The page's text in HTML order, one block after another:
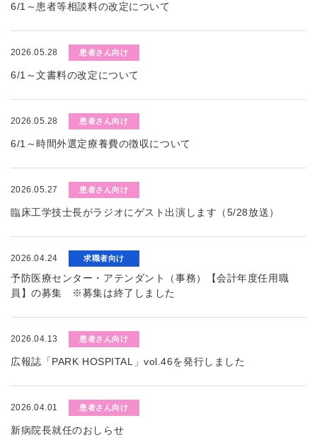
6/1～患者等相談料の改定について
2026.05.28 患者さん向け
6/1～文書料の改定について
2026.05.28 患者さん向け
6/1～時間外選定療養費の徴収について
2026.05.27 患者さん向け
臨床工学技士長がラジオにゲスト出演します（5/28放送）
2026.04.24 求職者向け
予防医療センター・アテンダント（事務）【会計年度任用職
員】の募集 ※募集は終了しました
2026.04.13 患者さん向け
広報誌「PARK HOSPITAL」vol.46を発行しました
2026.04.01 患者さん向け
新病院長就任のおしらせ